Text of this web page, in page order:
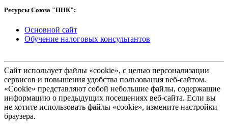
Ресурсы Союза "ПНК":
Основной сайт
Обучение налоговых консультантов
Сайт использует файлы «cookie», с целью персонализации
сервисов и повышения удобства пользования веб-сайтом.
«Cookie» представляют собой небольшие файлы, содержащие
информацию о предыдущих посещениях веб-сайта. Если вы
не хотите использовать файлы «cookie», измените настройки
браузера.